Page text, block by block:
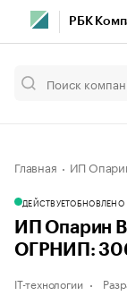
РБК
Главная ИП
ДЕЙСТВУЕТОБНОВЛЕНО
ИП Опарин
ОГРНИП:
IT-технологии